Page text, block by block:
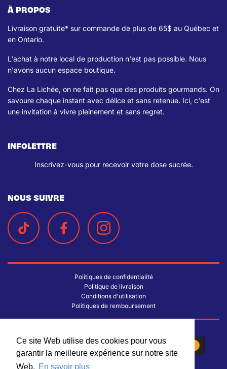
Ce site Web utilise des cookies pour vous
garantir la meilleure expérience sur notre site
Web. En savoir plus
Ce site Web utilise des cookies pour vous
garantir la meilleure expérience sur notre site
Web. En savoir plus
À PROPOS
Livraison gratuite* sur commande de plus de 65$ au Québec et
en Ontario.
L'achat à notre local de production n'est pas possible. Nous
n'avons aucun espace boutique.
Chez La Lichée, on ne fait pas que des produits gourmands. On
savoure chaque instant avec délice et sans retenue. Ici, c'est
une invitation à vivre pleinement et sans regret.
INFOLETTRE
Inscrivez-vous pour recevoir votre dose sucrée.
NOUS SUIVRE
Politiques de confidentialité
Politique de livraison
Conditions d'utilisation
Politiques de remboursement